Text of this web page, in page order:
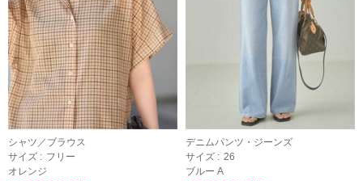
シャツ／ブラウス
サイズ : フリー
オレンジ
デニムパンツ・ジーンズ
サイズ : 26
ブルー A